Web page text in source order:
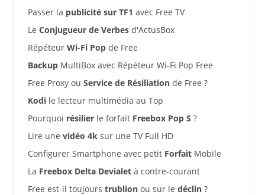
Passer la publicité sur TF1 avec Free TV
Le Conjugueur de Verbesd'ActusBox
Répéteur Wi-Fi Popde Free
BackupMultiBox avec Répéteur Wi-Fi Pop Free
Free Proxy ou Service de Résiliationde Free ?
Kodile lecteur multimédia au Top
Pourquoi résilierle forfait Freebox Pop S ?
Lire une vidéo 4ksur une TV Full HD
Configurer Smartphone avec petit ForfaitMobile
La Freebox Delta Devialetà contre-courant
Free est-il toujours trublionou sur le déclin?